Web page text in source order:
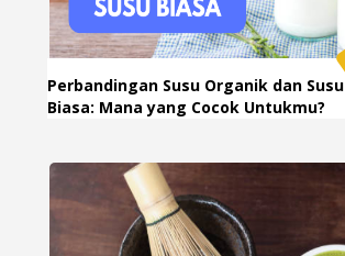
Perbandingan Susu Organik dan Susu
Biasa: Mana yang Cocok Untukmu?